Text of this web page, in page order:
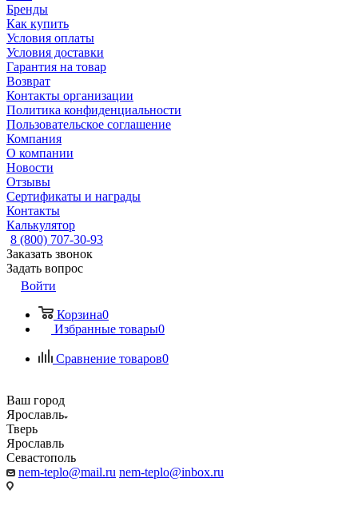
Бренды
Как купить
Условия оплаты
Условия доставки
Гарантия на товар
Возврат
Контакты организации
Политика конфиденциальности
Пользовательское соглашение
Компания
О компании
Новости
Отзывы
Сертификаты и награды
Контакты
Калькулятор
8 (800) 707-30-93
Заказать звонок
Задать вопрос
Войти
Корзина0
Избранные товары0
Сравнение товаров0
Ваш город
Ярославль
Тверь
Ярославль
Севастополь
nem-teplo@mail.ru nem-teplo@inbox.ru